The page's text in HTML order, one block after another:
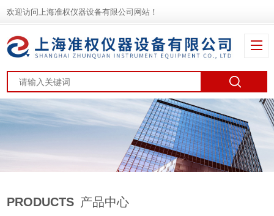
欢迎访问上海准权仪器设备有限公司网站！
PRODUCTS 产品中心